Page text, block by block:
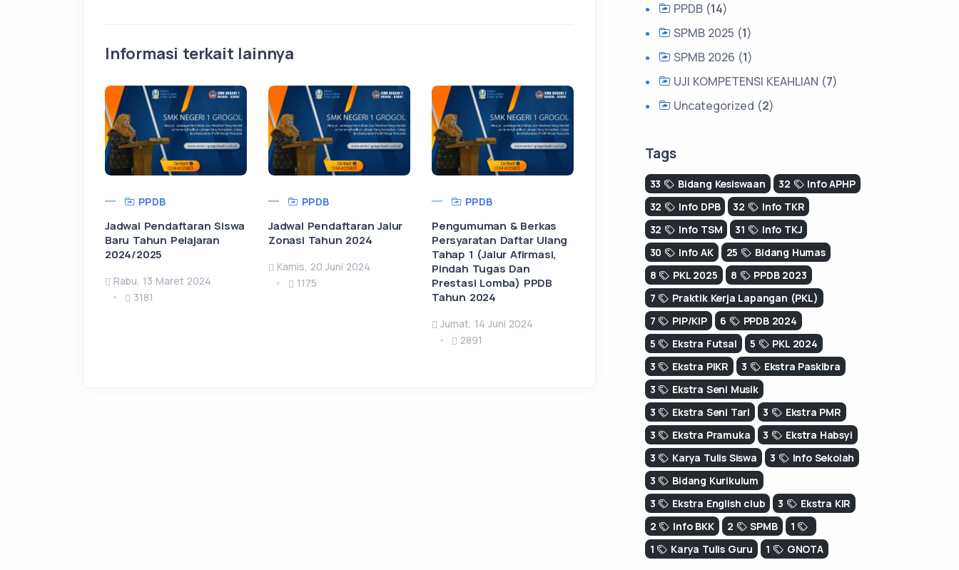
Informasi terkait lainnya
PPDB
Jadwal Pendaftaran Siswa
Baru Tahun Pelajaran
2024/2025
Rabu, 13 Maret 2024
3181
PPDB
Jadwal Pendaftaran Jalur
Zonasi Tahun 2024
Kamis, 20 Juni 2024
1175
PPDB
Pengumuman & Berkas
Persyaratan Daftar Ulang
Tahap 1 (Jalur Afirmasi,
Pindah Tugas Dan
Prestasi Lomba) PPDB
Tahun 2024
Jumat, 14 Juni 2024
2891
PPDB (14)
SPMB 2025 (1)
SPMB 2026 (1)
UJI KOMPETENSI KEAHLIAN (7)
Uncategorized (2)
Tags
33 Bidang Kesiswaan 32
Info APHP
32
Info DPB 32
Info TKR
32
Info TSM 31
Info TKJ
30
Info AK 25
Bidang Humas
8
PKL 2025 8
PPDB 2023
7
Praktik Kerja Lapangan (PKL)
7
PIP/KIP 6
PPDB 2024
5
Ekstra Futsal 5
PKL 2024
3
Ekstra PIKR 3
Ekstra Paskibra
3
Ekstra Seni Musik
3
Ekstra Seni Tari 3
Ekstra PMR
3
Ekstra Pramuka 3
Ekstra Habsyi
3
Karya Tulis Siswa 3
Info Sekolah
3
Bidang Kurikulum
3
Ekstra English club 3
Ekstra KIR
2
Info BKK 2 SPMB
1
1
Karya Tulis Guru 1 GNOTA